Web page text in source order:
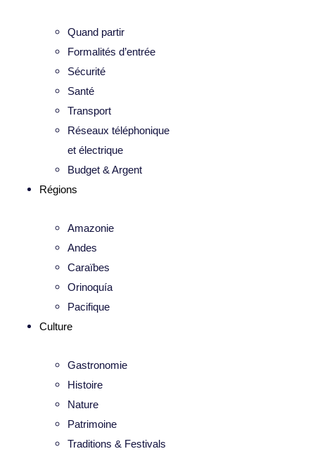
Quand partir
Formalités d’entrée
Sécurité
Santé
Transport
Réseaux téléphonique
et électrique
Budget & Argent
Régions
Amazonie
Andes
Caraïbes
Orinoquía
Pacifique
Culture
Gastronomie
Histoire
Nature
Patrimoine
Traditions & Festivals